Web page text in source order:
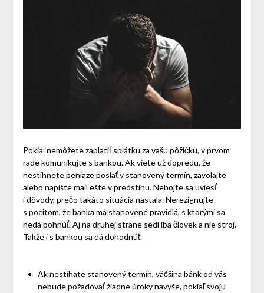
Pokiaľ nemôžete zaplatiť splátku za vašu pôžičku, v prvom
rade komunikujte s bankou. Ak viete už dopredu, že
nestihnete peniaze poslať v stanovený termín, zavolajte
alebo napíšte mail ešte v predstihu. Nebojte sa uviesť
i dôvody, prečo takáto situácia nastala. Nerezignujte
s pocitom, že banka má stanovené pravidlá, s ktorými sa
nedá pohnúť. Aj na druhej strane sedí iba človek a nie stroj.
Takže i s bankou sa dá dohodnúť.
Ak nestíhate stanovený termín, väčšina bánk od vás
nebude požadovať žiadne úroky navyše, pokiaľ svoju